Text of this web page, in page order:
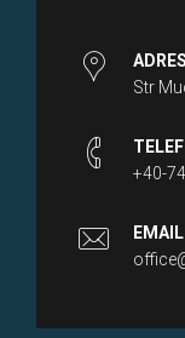
Str
+40-
EMAIL